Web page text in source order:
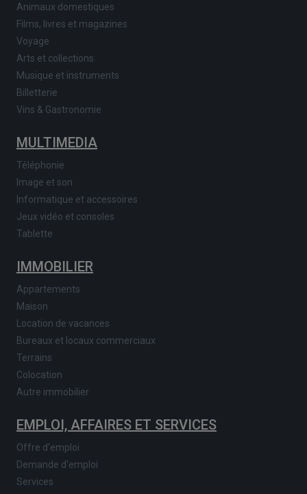
Animaux domestiques
Films, livres et magazines
Voyage
Arts et collections
Musique et instruments
Billetterie
Vins & Gastronomie
MULTIMEDIA
Téléphonie
Image et son
Informatique et accessoires
Jeux vidéo et consoles
Tablette
IMMOBILIER
Appartements
Maison
Location de vacances
Bureaux et locaux commerciaux
Terrains
Colocation
Autre immobilier
EMPLOI, AFFAIRES ET SERVICES
Offre d'emploi
Demande d'emploi
Services